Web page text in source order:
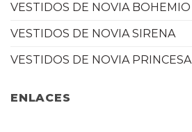
VESTIDOS DE NOVIA BOHEMIO
VESTIDOS DE NOVIA SIRENA
VESTIDOS DE NOVIA PRINCESA
ENLACES